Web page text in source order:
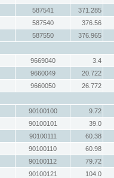
587541
371.285
587540
376.56
587550
376.965
9669040
3.4
9660049
20.722
9660050
26.772
90100100
9.72
90100101
39.0
90100111
60.38
90100110
60.98
90100112
79.72
90100121
104.0